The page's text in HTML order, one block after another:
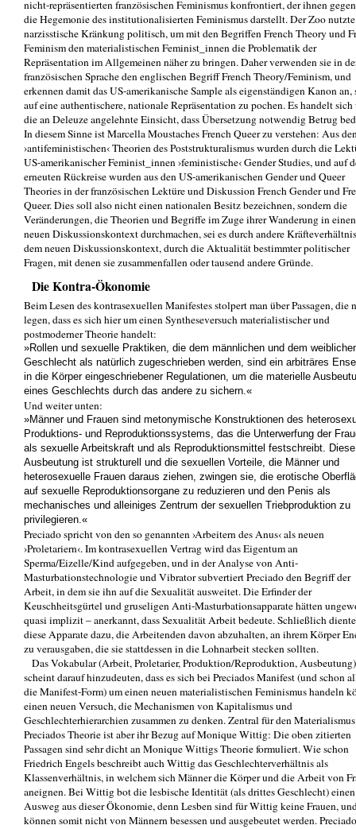
nicht-repräsentierten französischen Feminismus konfrontiert, der ihnen
die Hegemonie des institutionalisierten Feminismus darstellt. Der Zoo
narzisstische Kränkung politisch, um mit den Begriffen French Theory und
Feminism den materialistischen Feminist_innen die Problematik der
Repräsentation im Allgemeinen näher zu bringen. Daher verwenden sie in
französischen Sprache den englischen Begriff French Theory/Feminism, und
erkennen damit das US-amerikanische Sample als eigenständigen Kanon an,
auf eine authentischere, nationale Repräsentation zu pochen. Es handelt sich
die an Deleuze angelehnte Einsicht, dass Übersetzung notwendig Betrug
In diesem Sinne ist Marcella Moustaches French Queer zu verstehen: Aus
›antifeministischen‹ Theorien des Poststrukturalismus wurden durch die
US-amerikanischer Feminist_innen ›feministische‹ Gender Studies, und auf
erneuten Rückreise wurden aus den US-amerikanischen Gender und Queer
Theories in der französischen Lektüre und Diskussion French Gender und
Queer. Dies soll also nicht einen nationalen Besitz bezeichnen, sondern die
Veränderungen, die Theorien und Begriffe im Zuge ihrer Wanderung in einen
neuen Diskussionskontext durchmachen, sei es durch andere
dem neuen Diskussionskontext, durch die Aktualität bestimmter politischer
Fragen, mit denen sie zusammenfallen oder tausend andere Gründe.
Die Kontra-Ökonomie
Beim Lesen des kontrasexuellen Manifestes stolpert man über Passagen, die
legen, dass es sich hier um einen Syntheseversuch materialistischer und
postmoderner Theorie handelt:
»Rollen und sexuelle Praktiken, die dem männlichen und dem
Geschlecht als natürlich zugeschrieben werden, sind ein arbiträres
in die Körper eingeschriebener Regulationen, um die materielle
eines Geschlechts durch das andere zu sichern.«
Und weiter unten:
»Männer und Frauen sind metonymische Konstruktionen des
Produktions- und Reproduktionssystems, das die Unterwerfung der
als sexuelle Arbeitskraft und als Reproduktionsmittel festschreibt. Diese
Ausbeutung ist strukturell und die sexuellen Vorteile, die Männer und
heterosexuelle Frauen daraus ziehen, zwingen sie, die erotische
auf sexuelle Reproduktionsorgane zu reduzieren und den Penis als
mechanisches und alleiniges Zentrum der sexuellen Triebproduktion zu
privilegieren.«
Preciado spricht von den so genannten ›Arbeitern des Anus‹ als neuen
›Proletariern‹. Im kontrasexuellen Vertrag wird das Eigentum an
Sperma/Eizelle/Kind aufgegeben, und in der Analyse von Anti-
Masturbationstechnologie und Vibrator subvertiert Preciado den Begriff der
Arbeit, in dem sie ihn auf die Sexualität ausweitet. Die Erfinder der
Keuschheitsgürtel und gruseligen Anti-Masturbationsapparate hätten
quasi implizit – anerkannt, dass Sexualität Arbeit bedeute. Schließlich
diese Apparate dazu, die Arbeitenden davon abzuhalten, an ihrem Körper
zu verausgaben, die sie stattdessen in die Lohnarbeit stecken sollten.
Das Vokabular (Arbeit, Proletarier, Produktion/Reproduktion, Ausbeutung)
scheint darauf hinzudeuten, dass es sich bei Preciados Manifest (und schon
die Manifest-Form) um einen neuen materialistischen Feminismus handeln
einen neuen Versuch, die Mechanismen von Kapitalismus und
Geschlechterhierarchien zusammen zu denken. Zentral für den
Preciados Theorie ist aber ihr Bezug auf Monique Wittig: Die oben zitierten
Passagen sind sehr dicht an Monique Wittigs Theorie formuliert. Wie schon
Friedrich Engels beschreibt auch Wittig das Geschlechterverhältnis als
Klassenverhältnis, in welchem sich Männer die Körper und die Arbeit von
aneignen. Bei Wittig bot die lesbische Identität (als drittes Geschlecht) einen
Ausweg aus dieser Ökonomie, denn Lesben sind für Wittig keine Frauen,
können somit nicht von Männern besessen und ausgebeutet werden.